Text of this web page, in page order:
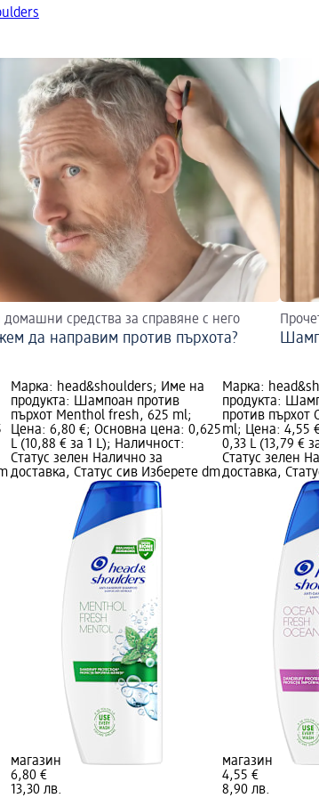
средства за справяне с него
да направим против пърхота?
Марка: head&shoulders; Име на
продукта: Шампоан против
пърхот Menthol fresh, 625 ml;
Цена: 6,80 €; Основна цена: 0,625
L (10,88 € за 1 L); Наличност:
Статус зелен Налично за
доставка, Статус сив Изберете dm
магазин
6,80 €
13,30 лв.
Марка:
продукта:
против пърхот
ml; Цена: 4,55
0,33 L (13,79 €
Статус зелен
доставка,
магазин
4,55 €
8,90 лв.